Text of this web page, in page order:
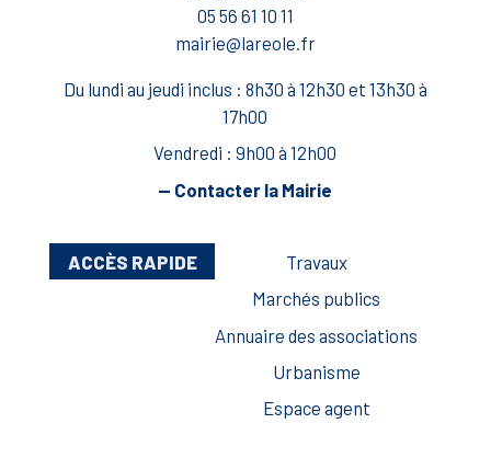
05 56 61 10 11
mairie@lareole.fr
Du lundi au jeudi inclus : 8h30 à 12h30 et 13h30 à
17h00
Vendredi : 9h00 à 12h00
— Contacter la Mairie
ACCÈS RAPIDE
Travaux
Marchés publics
Annuaire des associations
Urbanisme
Espace agent